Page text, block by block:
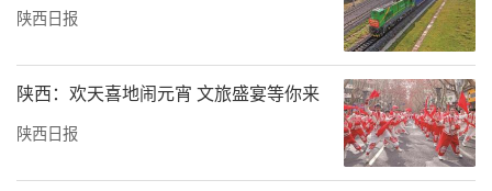
陕西日报
陕西：欢天喜地闹元宵 文旅盛宴等你来
陕西日报